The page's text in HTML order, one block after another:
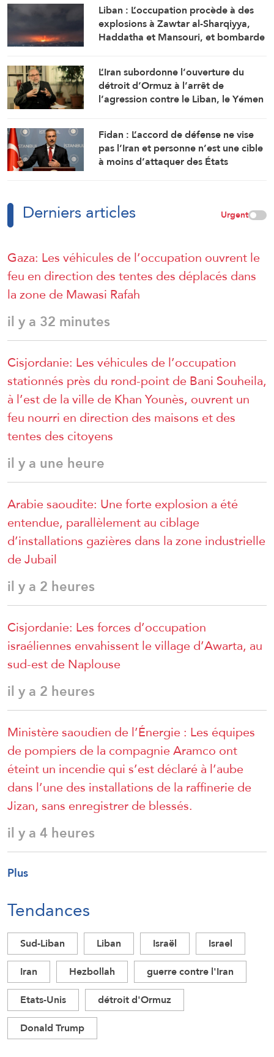
Liban : L’occupation procède à des
explosions à Zawtar al-Sharqiyya,
Haddatha et Mansouri, et bombarde
L’Iran subordonne l’ouverture du
détroit d’Ormuz à l’arrêt de
l’agression contre le Liban, le Yémen
Fidan : L’accord de défense ne vise
pas l’Iran et personne n’est une cible
à moins d’attaquer des États
Derniers articles Urgent
Gaza: Les véhicules de l’occupation ouvrent le
feu en direction des tentes des déplacés dans
la zone de Mawasi Rafah
il y a 32 minutes
Cisjordanie: Les véhicules de l’occupation
stationnés près du rond-point de Bani Souheila,
à l’est de la ville de Khan Younès, ouvrent un
feu nourri en direction des maisons et des
tentes des citoyens
il y a une heure
Arabie saoudite: Une forte explosion a été
entendue, parallèlement au ciblage
d’installations gazières dans la zone industrielle
de Jubail
il y a 2 heures
Cisjordanie: Les forces d’occupation
israéliennes envahissent le village d’Awarta, au
sud-est de Naplouse
il y a 2 heures
Ministère saoudien de l’Énergie : Les équipes
de pompiers de la compagnie Aramco ont
éteint un incendie qui s’est déclaré à l’aube
dans l’une des installations de la raffinerie de
Jizan, sans enregistrer de blessés.
il y a 4 heures
Plus
Tendances
Sud-Liban Liban Israël
Israel
Iran
Hezbollah
guerre contre l'Iran
Etats-Unis
détroit d'Ormuz
Donald Trump